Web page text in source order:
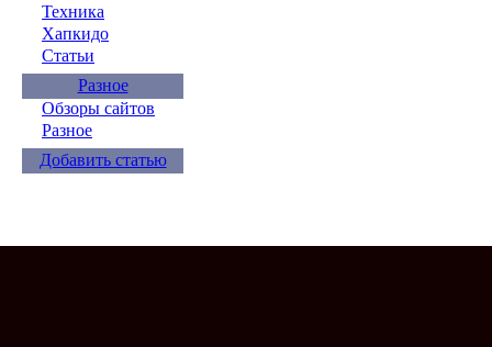
Техника
Хапкидо
Статьи
Разное
Обзоры сайтов
Разное
Добавить статью